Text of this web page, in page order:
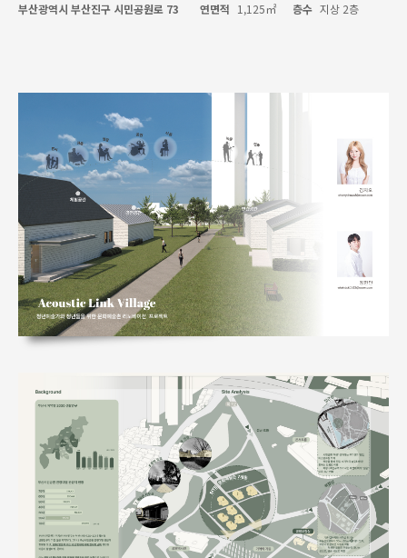
부산광역시 부산진구 시민공원로 73 연면적 1,125㎡ 층수 지상 2층